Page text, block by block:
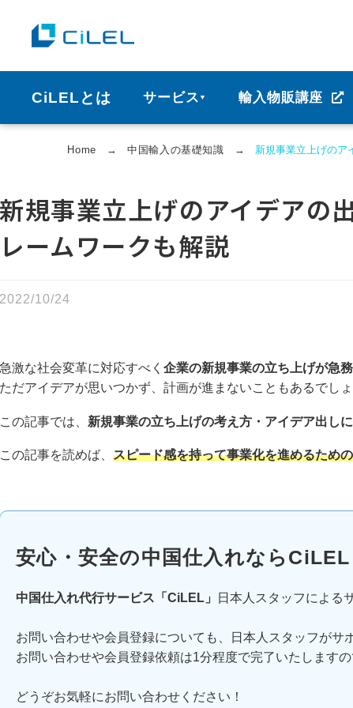
CiLELとは サービス ▼ 輸入物販講座
Home → 中国輸⼊の基礎知識 → 新規事業立上げのア
新規事業立上げのアイデアの
レームワークも解説
2022/10/24
急激な社会変革に対応すべく 企業の新規事業の立ち上げが急務
ただアイデアが思いつかず、計画が進まないこともあるでしょ
この記事では、 新規事業の立ち上げの考え方・アイデア出し
この記事を読めば、 スピード感を持って事業化を進めるため
安心・安全の中国仕入れならCiLEL
中国仕入れ代行サービス「CiLEL」 日本人スタッフによる
お問い合わせや会員登録についても、日本人スタッフがサ
お問い合わせや会員登録依頼は1分程度で完了いたします
どうぞお気軽にお問い合わせください！